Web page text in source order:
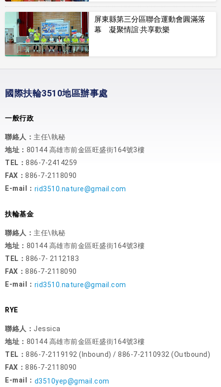
屏東縣第三分區聯合運動會圓滿落
幕 凝聚情誼‧共享歡樂
國際扶輪3510地區辦事處
一般行政
聯絡人： 主任\執秘
地址： 80144 高雄市前金區旺盛街164號3樓
TEL： 886-7-2414259
FAX： 886-7-2118090
E-mail： rid3510.nature@gmail.com
扶輪基金
聯絡人： 主任\執秘
地址： 80144 高雄市前金區旺盛街164號3樓
TEL： 886-7- 2112183
FAX： 886-7-2118090
E-mail： rid3510.nature@gmail.com
RYE
聯絡人： Jessica
地址： 80144 高雄市前金區旺盛街164號3樓
TEL： 886-7-2119192 (Inbound) / 886-7-2110932 (Outbound)
FAX： 886-7-2118090
E-mail： d3510yep@gmail.com